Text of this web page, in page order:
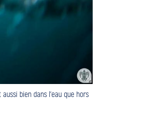
bien dans l’eau que hors